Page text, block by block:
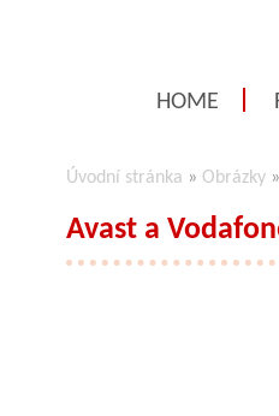
HOME
Úvodní stránka » Obrázky »
Avast a